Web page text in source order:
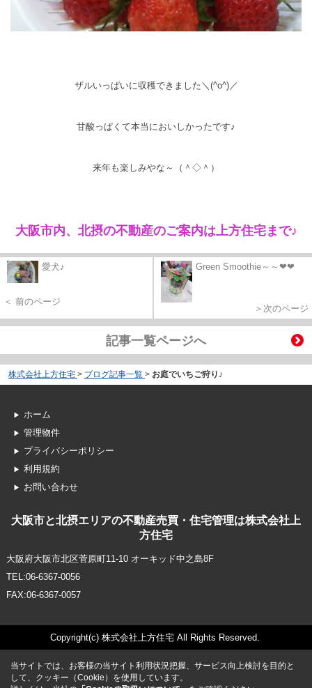
ザルいっぱいに収穫できました＼(^o^)／
甘酸っぱくて本当においしかったです♪
来年も楽しみやな～（＾◇＾）
大阪市内、北摂の不動産のご案内は上方住宅まで♪
愛犬♪
＜ 前のページ
Green Smoothie～～❤❤
＞次のページ
記事一覧ページへ
株式会社上方住宅 > ブログ記事一覧 > お庭でいちご狩り♪
ホーム
管理物件
プライバシーポリシー
利用規約
お問い合わせ
大阪市と北摂エリアの不動産売買・住宅管理は株式会社上
方住宅
大阪府大阪市北区菅原町11-10 オーキッド中之島8F
TEL:06-6367-0056
FAX:06-6367-0057
Copyright(c) 株式会社上方住宅 All Rights Reserved.
当サイトでは、お客様の当サイト利用状況把握、サービス向上検討を目的と
して、クッキー（Cookie）を使用しています。